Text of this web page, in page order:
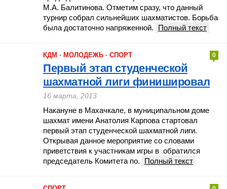
М.А. Балитинова. Отметим сразу, что данный
турнир собрал сильнейших шахматистов. Борьба
была достаточно напряженной.
Полный текст
КДМ · МОЛОДЕЖЬ · СПОРТ 0
Первый этап студенческой
шахматной лиги финишировал
16 марта, 2013
Накануне в Махачкале, в муниципальном доме
шахмат имени Анатолия Карпова стартовал
первый этап студенческой шахматной лиги.
Открывая данное мероприятие со словами
приветствия к участникам игры в обратился
председатель Комитета по.
Полный текст